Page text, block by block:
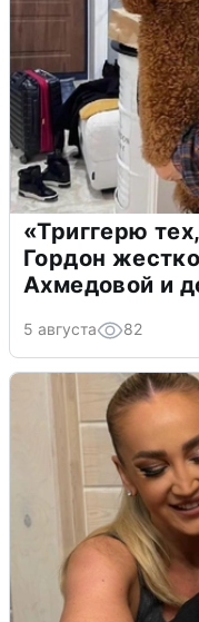
«Триггерю
Гордон
Ахмедовой и
5 августа 82